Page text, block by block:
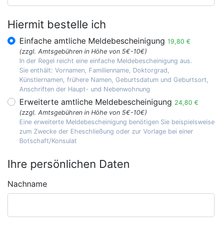
Hiermit bestelle ich
Einfache amtliche Meldebescheinigung 19,80 €
(zzgl. Amtsgebühren in Höhe von 5€-10€)
In der Regel reicht eine einfache Meldebescheinigung aus.
Sie enthält: Vornamen, Familienname, Doktorgrad,
Künstlernamen, frühere Namen, Geburtsdatum und Geburtsort,
Anschriften der Haupt- und Nebenwohnung
Erweiterte amtliche Meldebescheinigung 24,80 €
(zzgl. Amtsgebühren in Höhe von 5€-10€)
Eine erweiterte Meldebescheinigung benötigen Sie beispielsweise
zum Zwecke der Eheschließung oder zur Vorlage bei einer
Botschaft/Konsulat
Ihre persönlichen Daten
Nachname